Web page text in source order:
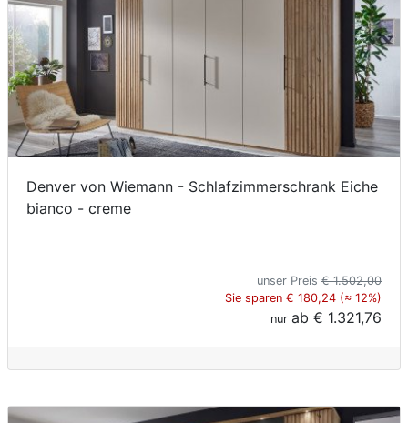
Denver von Wiemann - Schlafzimmerschrank Eiche
bianco - creme
unser Preis € 1.502,00
Sie sparen € 180,24 (≈ 12%)
nur ab € 1.321,76